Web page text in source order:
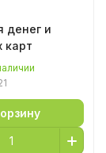
денег и
карт